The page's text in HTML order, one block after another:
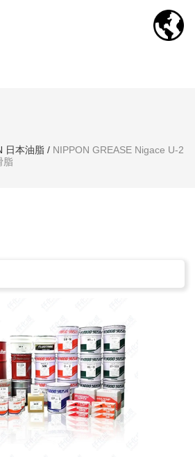
日本油脂 / NIPPON GREASE Nigace U-2
脂
到任何内容